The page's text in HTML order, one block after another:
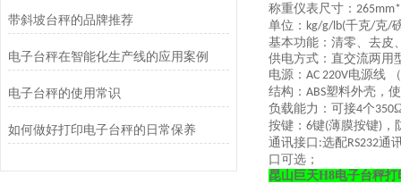
带斜坡台秤的品牌推荐
电子台秤在智能化生产线的应用案例
电子台秤的使用常识
如何做好打印电子台秤的日常保养
称重仪表尺寸：
单位： kg/g/lb(千克/克/
基本功能：清零、去皮
供电方式：直交流两用
电源： AC 220V电源线
结构： ABS塑料外壳，
负载能力：可接4个350
按键： 6键(薄膜按键)
通讯接口 :选配RS232通
口可选；
昆山巨天H8电子台秤